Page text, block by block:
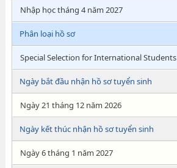
Nhập học tháng 4 năm 2027
Phân loại hồ sơ
Special Selection for International Students
Ngày bắt đầu nhận hồ sơ tuyển sinh
Ngày 21 tháng 12 năm 2026
Ngày kết thúc nhận hồ sơ tuyển sinh
Ngày 6 tháng 1 năm 2027